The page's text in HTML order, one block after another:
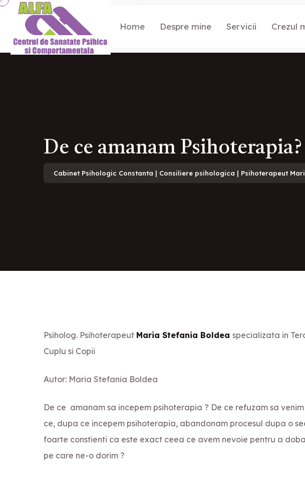
Home Despre mine Servicii Crezul
De ce amanam Psihoterapia?
Cabinet Psihologic Constanta | Consiliere psihologica | Psihoterapeut
Psiholog. Psihoterapeut Maria Stefania Boldea specializata in
Cuplu si Copii
Autor: Maria Stefania Boldea
De ce amanam sa incepem psihoterapia ? De ce refuzam sa
ce, dupa ce incepem psihoterapia, abandonam procesul dupa o
foarte constienti ca este exact ceea ce avem nevoie pentru a
pe care ne-o dorim ?